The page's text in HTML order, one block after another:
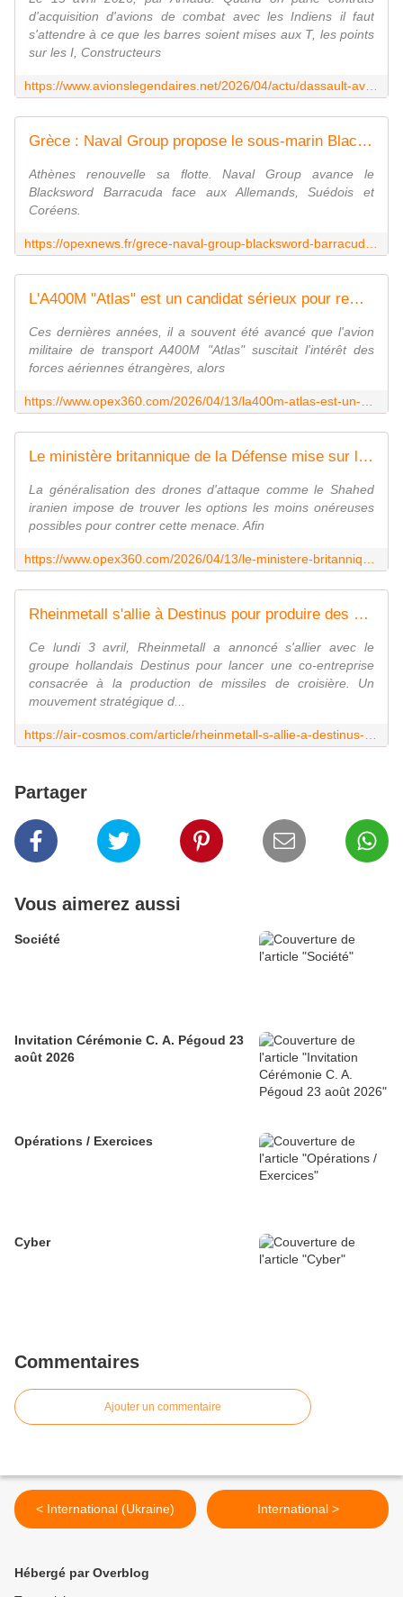
d'acquisition d'avions de combat avec les Indiens il faut
s'attendre à ce que les barres soient mises aux T, les points
sur les I, Constructeurs
Grèce : Naval Group propose le sous-marin Blacksword Barracuda - OpexNews
Athènes renouvelle sa flotte. Naval Group avance le
Blacksword Barracuda face aux Allemands, Suédois et
Coréens.
L'A400M "Atlas" est un candidat sérieux pour remplacer les C-130H Hercules de la force aérienne chilienne - Zone Militaire
Ces dernières années, il a souvent été avancé que l'avion
militaire de transport A400M "Atlas" suscitait l'intérêt des
forces aériennes étrangères, alors
Le ministère britannique de la Défense mise sur le nouveau missile "Skyhammer" pour optimiser la lutte antidrone - Zone Militaire
La généralisation des drones d'attaque comme le Shahed
iranien impose de trouver les options les moins onéreuses
possibles pour contrer cette menace. Afin
Rheinmetall s'allie à Destinus pour produire des missiles balistiques
Ce lundi 3 avril, Rheinmetall a annoncé s'allier avec le
groupe hollandais Destinus pour lancer une co-entreprise
consacrée à la production de missiles de croisière. Un
mouvement stratégique d...
Partager
Vous aimerez aussi
Société
Invitation Cérémonie C. A. Pégoud 23
août 2026
Opérations / Exercices
Cyber
Commentaires
Ajouter un commentaire
< International (Ukraine) International >
Hébergé par Overblog